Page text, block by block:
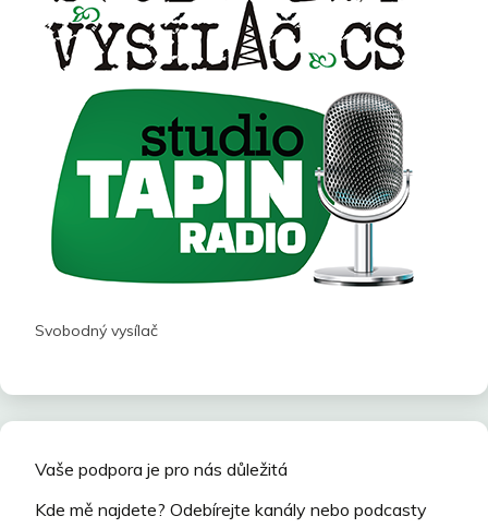
Svobodný vysílač
Vaše podpora je pro nás důležitá
Kde mě najdete? Odebírejte kanály nebo podcasty